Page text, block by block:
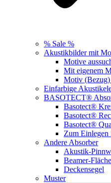
% Sale %
Akustikbilder mit
Motive
Mit eigenem
Motiv (Bezug)
Einfarbige
BASOTECT®
Basotect®
Basotect®
Basotect®
Zum Einlegen
Andere Absorber
Akustik-
Beamer-Fläche
Deckensegel
Muster